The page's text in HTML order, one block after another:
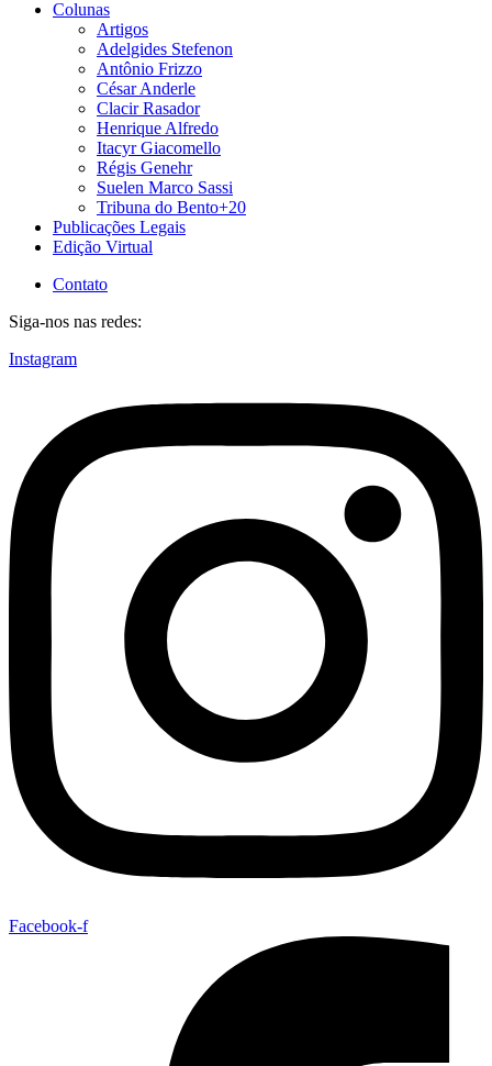
Colunas
Artigos
Adelgides Stefenon
Antônio Frizzo
César Anderle
Clacir Rasador
Henrique Alfredo
Itacyr Giacomello
Régis Genehr
Suelen Marco Sassi
Tribuna do Bento+20
Publicações Legais
Edição Virtual
Contato
Siga-nos nas redes:
Instagram
Facebook-f